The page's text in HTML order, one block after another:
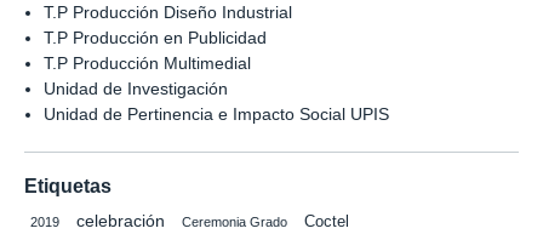
T.P Producción Diseño Industrial
T.P Producción en Publicidad
T.P Producción Multimedial
Unidad de Investigación
Unidad de Pertinencia e Impacto Social UPIS
Etiquetas
2019 celebración Ceremonia Grado Coctel